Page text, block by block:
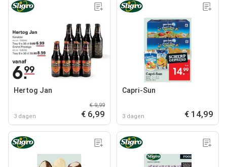
Hertog Jan
3 dagen
€ 9,99
€ 6,99
Capri-Sun
3 dagen € 14,99